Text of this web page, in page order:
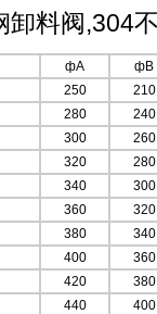
卸料阀,304
фA
фB
250
210
280
240
300
260
320
280
340
300
360
320
380
340
400
360
420
380
440
400